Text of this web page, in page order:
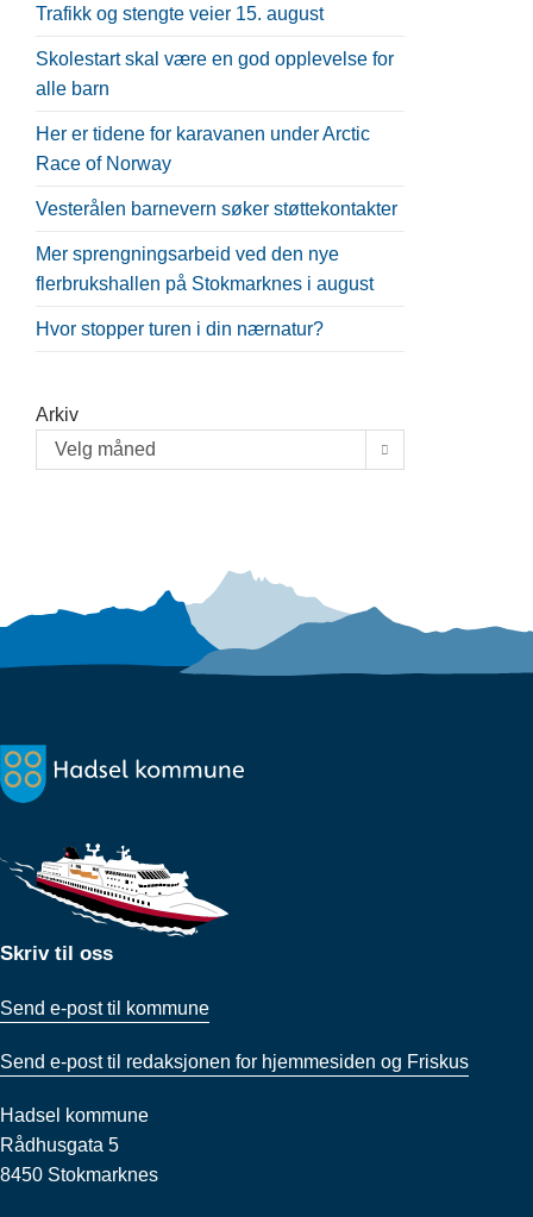
Trafikk og stengte veier 15. august
Skolestart skal være en god opplevelse for
alle barn
Her er tidene for karavanen under Arctic
Race of Norway
Vesterålen barnevern søker støttekontakter
Mer sprengningsarbeid ved den nye
flerbrukshallen på Stokmarknes i august
Hvor stopper turen i din nærnatur?
Arkiv
Velg måned
Skriv til oss
Send e-post til kommune
Send e-post til redaksjonen for hjemmesiden og Friskus
Hadsel kommune
Rådhusgata 5
8450 Stokmarknes